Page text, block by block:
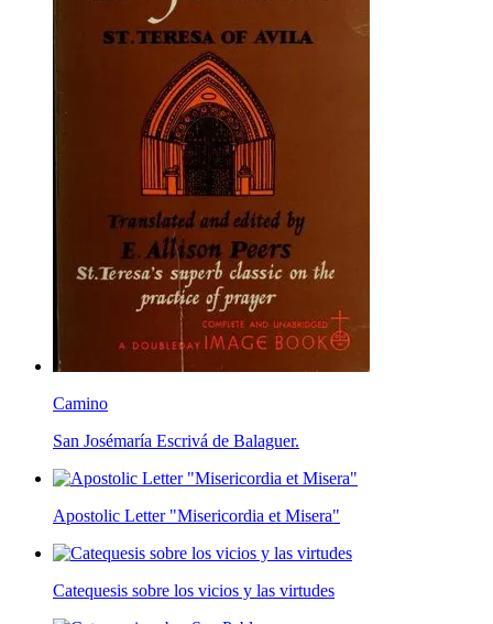
Camino
San Josémaría Escrivá de Balaguer.
Apostolic Letter "Misericordia et Misera"
Catequesis sobre los vicios y las virtudes